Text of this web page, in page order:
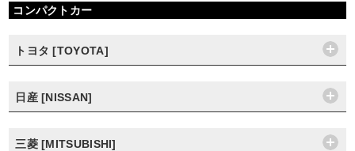
コンパクトカー
トヨタ [TOYOTA]
日産 [NISSAN]
三菱 [MITSUBISHI]